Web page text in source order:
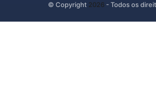
© Copyright 2026 - Todos os